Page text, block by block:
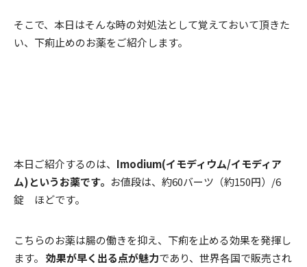
そこで、本日はそんな時の対処法として覚えておいて頂きた
い、下痢止めのお薬をご紹介します。
本日ご紹介するのは、 Imodium(イモディウム/イモディア
ム)というお薬です。 お値段は、約60バーツ（約150円）/6
錠 ほどです。
こちらのお薬は腸の働きを抑え、下痢を止める効果を発揮し
ます。 効果が早く出る点が魅力であり、世界各国で販売され